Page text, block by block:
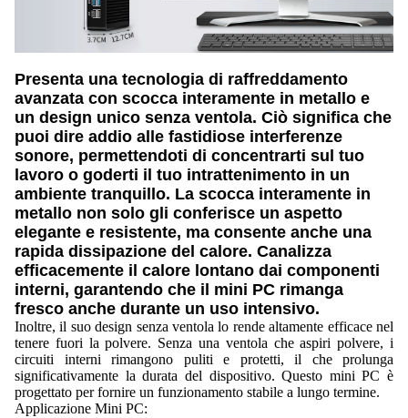
Presenta una tecnologia di raffreddamento
avanzata con scocca interamente in metallo e
un design unico senza ventola. Ciò significa che
puoi dire addio alle fastidiose interferenze
sonore, permettendoti di concentrarti sul tuo
lavoro o goderti il tuo intrattenimento in un
ambiente tranquillo. La scocca interamente in
metallo non solo gli conferisce un aspetto
elegante e resistente, ma consente anche una
rapida dissipazione del calore. Canalizza
efficacemente il calore lontano dai componenti
interni, garantendo che il mini PC rimanga
fresco anche durante un uso intensivo.
Inoltre, il suo design senza ventola lo rende altamente efficace nel
tenere fuori la polvere. Senza una ventola che aspiri polvere, i
circuiti interni rimangono puliti e protetti, il che prolunga
significativamente la durata del dispositivo. Questo mini PC è
progettato per fornire un funzionamento stabile a lungo termine.
Applicazione Mini PC: